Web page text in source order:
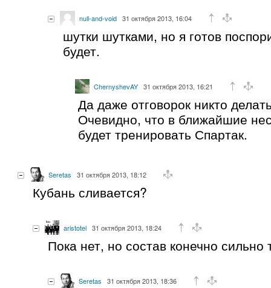
null-and-void 31 октября 2013, 16:04
шутки шутками, но я готов
будет.
ChernyshevAY 31 октября 2013, 16:21
Да даже отговорок никто
Очевидно, что в ближайшие
будет тренировать Спартак.
Seretas 31 октября 2013, 18:12
Кубань сливается?
aristotel 31 октября 2013, 18:24
Пока нет, но состав конечно сильно
Seretas 31 октября 2013, 18:36